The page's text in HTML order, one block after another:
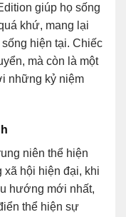
giúp họ sống
khứ, mang lại
hiện tại. Chiếc
mà còn là một
những kỷ niệm
niên thể hiện
xã hội hiện đại, khi
hướng mới nhất,
thể hiện sự